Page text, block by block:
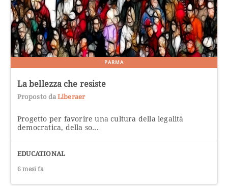
PARMA
La bellezza che resiste
Proposto da Liberaer
Progetto per favorire una cultura della legalità
democratica, della so...
EDUCATIONAL
6 mesi fa